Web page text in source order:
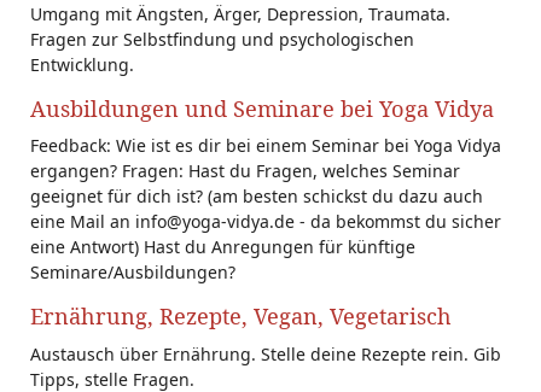
Umgang mit Ängsten, Ärger, Depression, Traumata.
Fragen zur Selbstfindung und psychologischen
Entwicklung.
Ausbildungen und Seminare bei Yoga Vidya
Feedback: Wie ist es dir bei einem Seminar bei Yoga Vidya
ergangen? Fragen: Hast du Fragen, welches Seminar
geeignet für dich ist? (am besten schickst du dazu auch
eine Mail an info@yoga-vidya.de - da bekommst du sicher
eine Antwort) Hast du Anregungen für künftige
Seminare/Ausbildungen?
Ernährung, Rezepte, Vegan, Vegetarisch
Austausch über Ernährung. Stelle deine Rezepte rein. Gib
Tipps, stelle Fragen.